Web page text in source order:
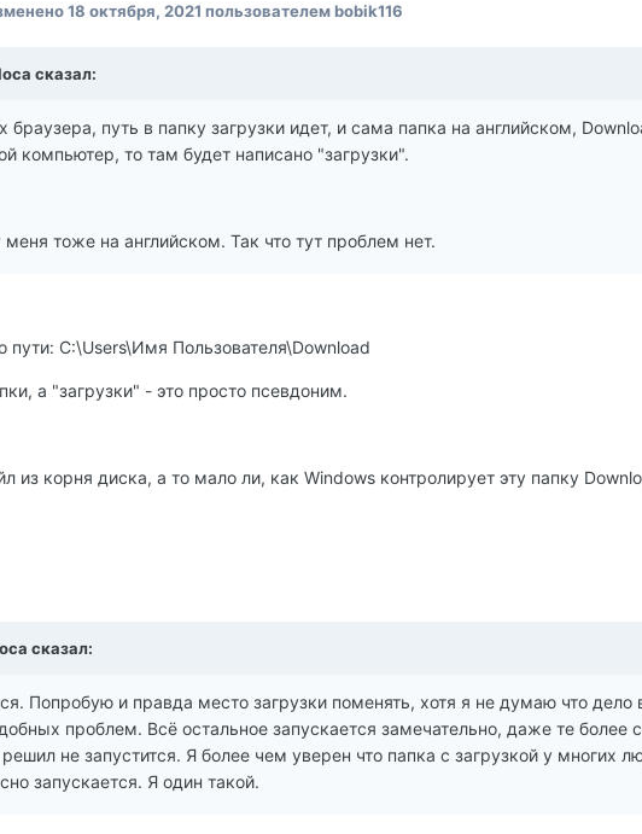
18 октября, 2021 пользователем bobik116
сказал:
браузера, путь в папку загрузки идет, и сама папка на английском,
компьютер, то там будет написано "загрузки".
тоже на английском. Так что тут проблем нет.
пути: C:\Users\Имя Пользователя\Download
а "загрузки" - это просто псевдоним.
из корня диска, а то мало ли, как Windows контролирует эту папку
сказал:
Попробую и правда место загрузки поменять, хотя я не думаю что дело
проблем. Всё остальное запускается замечательно, даже те более
не запустится. Я более чем уверен что папка с загрузкой у многих
запускается. Я один такой.